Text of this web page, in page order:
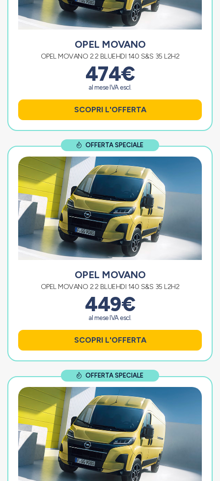
OPEL MOVANO
OPEL MOVANO 2.2 BLUEHDI 140 S&S 35 L2H2
474€
al mese IVA escl.
SCOPRI L'OFFERTA
OFFERTA SPECIALE
OPEL MOVANO
OPEL MOVANO 2.2 BLUEHDI 140 S&S 35 L2H2
449€
al mese IVA escl.
SCOPRI L'OFFERTA
OFFERTA SPECIALE